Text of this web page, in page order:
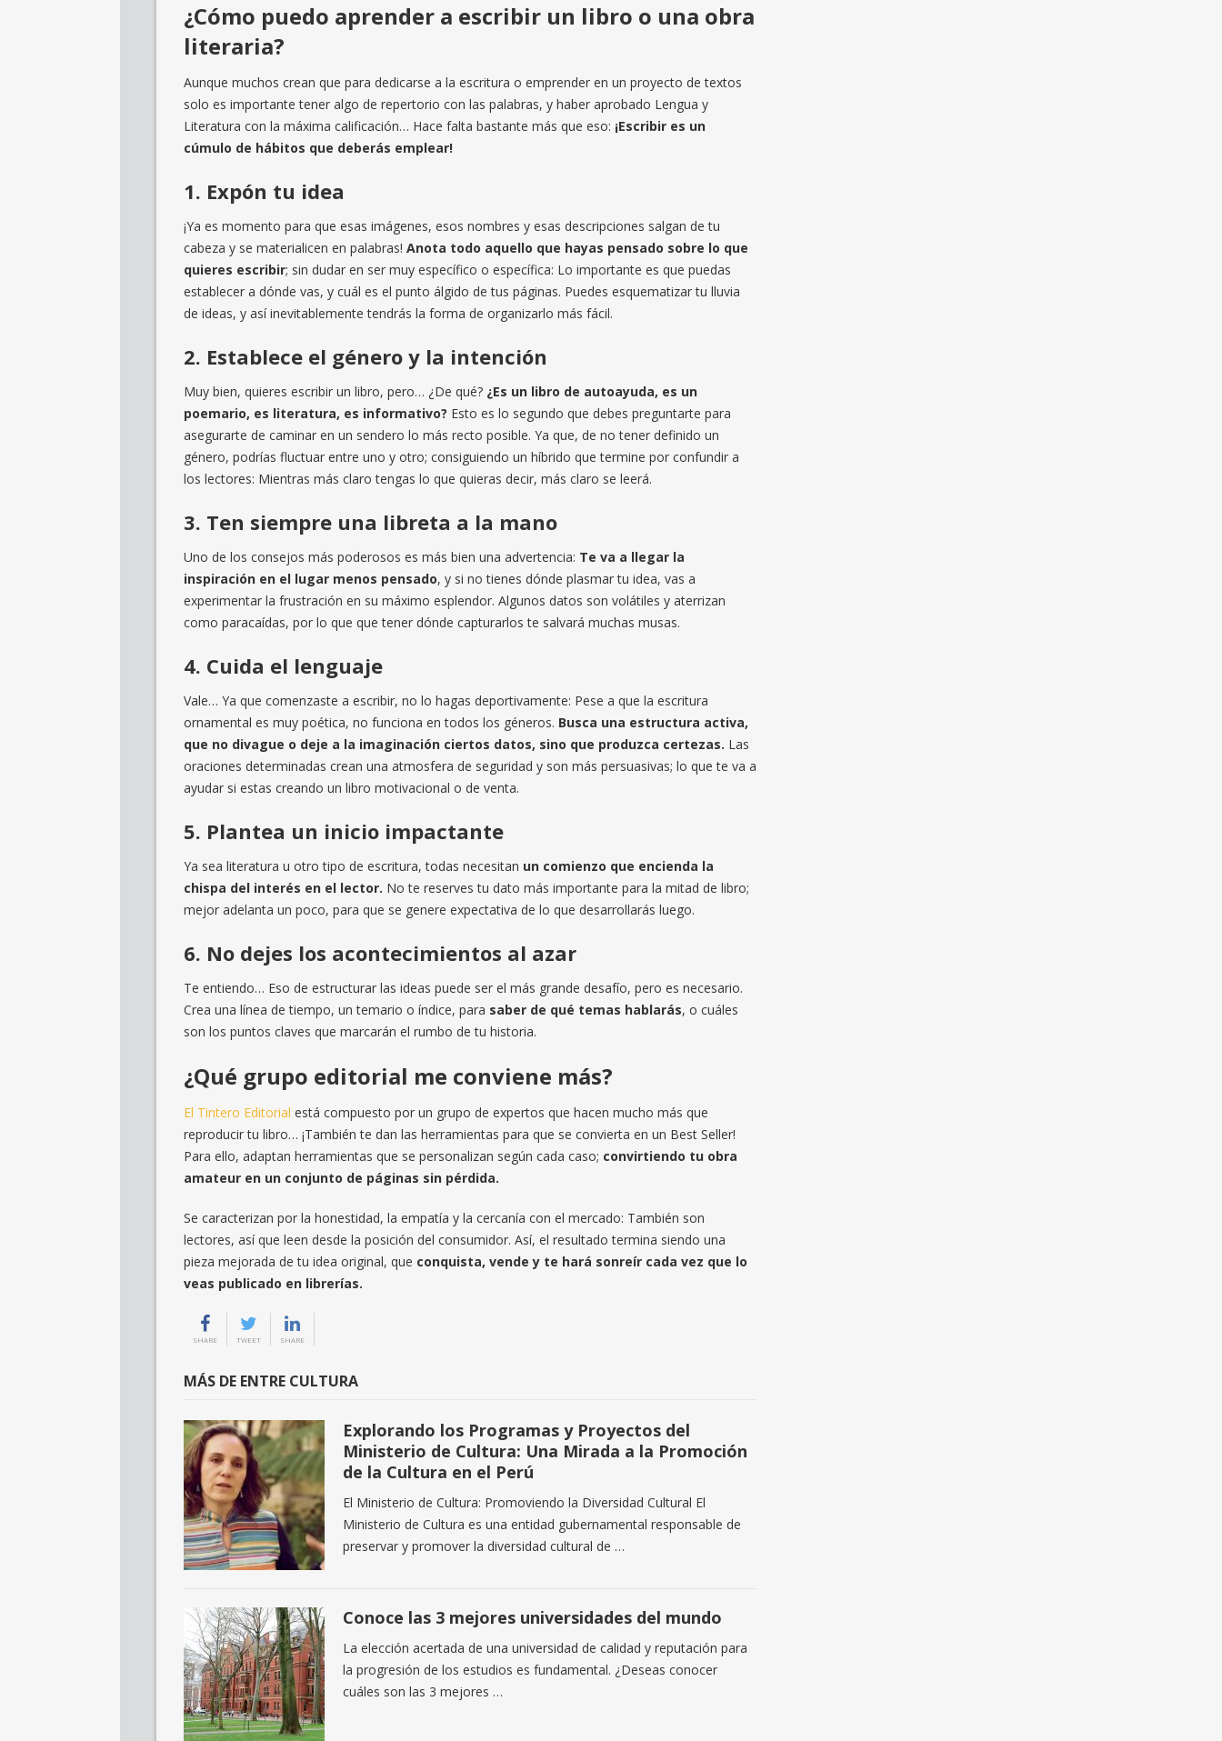
¿Cómo puedo aprender a escribir un libro o una obra
literaria?
Aunque muchos crean que para dedicarse a la escritura o emprender en un proyecto de textos
solo es importante tener algo de repertorio con las palabras, y haber aprobado Lengua y
Literatura con la máxima calificación… Hace falta bastante más que eso: ¡Escribir es un
cúmulo de hábitos que deberás emplear!
1. Expón tu idea
¡Ya es momento para que esas imágenes, esos nombres y esas descripciones salgan de tu
cabeza y se materialicen en palabras! Anota todo aquello que hayas pensado sobre lo que
quieres escribir; sin dudar en ser muy específico o específica: Lo importante es que puedas
establecer a dónde vas, y cuál es el punto álgido de tus páginas. Puedes esquematizar tu lluvia
de ideas, y así inevitablemente tendrás la forma de organizarlo más fácil.
2. Establece el género y la intención
Muy bien, quieres escribir un libro, pero… ¿De qué? ¿Es un libro de autoayuda, es un
poemario, es literatura, es informativo? Esto es lo segundo que debes preguntarte para
asegurarte de caminar en un sendero lo más recto posible. Ya que, de no tener definido un
género, podrías fluctuar entre uno y otro; consiguiendo un híbrido que termine por confundir a
los lectores: Mientras más claro tengas lo que quieras decir, más claro se leerá.
3. Ten siempre una libreta a la mano
Uno de los consejos más poderosos es más bien una advertencia: Te va a llegar la
inspiración en el lugar menos pensado, y si no tienes dónde plasmar tu idea, vas a
experimentar la frustración en su máximo esplendor. Algunos datos son volátiles y aterrizan
como paracaídas, por lo que que tener dónde capturarlos te salvará muchas musas.
4. Cuida el lenguaje
Vale… Ya que comenzaste a escribir, no lo hagas deportivamente: Pese a que la escritura
ornamental es muy poética, no funciona en todos los géneros. Busca una estructura activa,
que no divague o deje a la imaginación ciertos datos, sino que produzca certezas. Las
oraciones determinadas crean una atmosfera de seguridad y son más persuasivas; lo que te va a
ayudar si estas creando un libro motivacional o de venta.
5. Plantea un inicio impactante
Ya sea literatura u otro tipo de escritura, todas necesitan un comienzo que encienda la
chispa del interés en el lector. No te reserves tu dato más importante para la mitad de libro;
mejor adelanta un poco, para que se genere expectativa de lo que desarrollarás luego.
6. No dejes los acontecimientos al azar
Te entiendo… Eso de estructurar las ideas puede ser el más grande desafío, pero es necesario.
Crea una línea de tiempo, un temario o índice, para saber de qué temas hablarás, o cuáles
son los puntos claves que marcarán el rumbo de tu historia.
¿Qué grupo editorial me conviene más?
El Tintero Editorial está compuesto por un grupo de expertos que hacen mucho más que
reproducir tu libro… ¡También te dan las herramientas para que se convierta en un Best Seller!
Para ello, adaptan herramientas que se personalizan según cada caso; convirtiendo tu obra
amateur en un conjunto de páginas sin pérdida.
Se caracterizan por la honestidad, la empatía y la cercanía con el mercado: También son
lectores, así que leen desde la posición del consumidor. Así, el resultado termina siendo una
pieza mejorada de tu idea original, que conquista, vende y te hará sonreír cada vez que lo
veas publicado en librerías.
SHARE TWEET SHARE
MÁS DE ENTRE CULTURA
Explorando los Programas y Proyectos del
Ministerio de Cultura: Una Mirada a la Promoción
de la Cultura en el Perú
El Ministerio de Cultura: Promoviendo la Diversidad Cultural El
Ministerio de Cultura es una entidad gubernamental responsable de
preservar y promover la diversidad cultural de …
Conoce las 3 mejores universidades del mundo
La elección acertada de una universidad de calidad y reputación para
la progresión de los estudios es fundamental. ¿Deseas conocer
cuáles son las 3 mejores …